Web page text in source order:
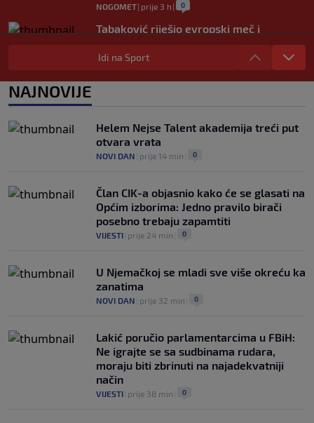
NOGOMET| prije 3 h | 0
Tabaković riješio evropski meč i
Salzburgu donio pobjedu (VIDEO)
NOGOMET|6. aug.
Allah, Allah, Allah, Allah… Mohamed
Idi na Sport
NAJNOVIJE
Helem Nejse Talent akademija treći put
otvara vrata
NOVI DAN prije 14 min 0
Član CIK-a objasnio kako će se glasati na
Općim izborima: Jedno pravilo birači
posebno trebaju zapamtiti
VIJESTI prije 24 min 0
U Njemačkoj se mladi sve više okreću ka
zanatima
NOVI DAN prije 32 min 0
Lakić poručio parlamentarcima u FBiH:
Ne igrajte se sa sudbinama rudara,
moraju biti zbrinuti na najadekvatniji
način
VIJESTI prije 38 min 0